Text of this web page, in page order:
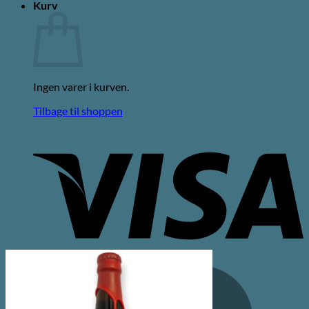
Kurv
Ingen varer i kurven.
Tilbage til shoppen